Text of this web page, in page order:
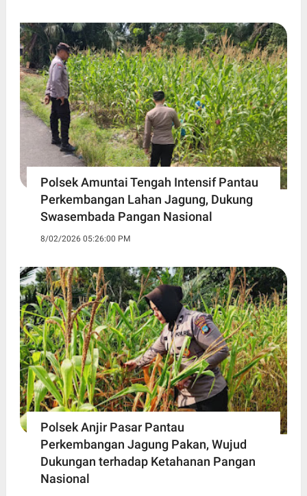
Polsek Amuntai Tengah Intensif Pantau
Perkembangan Lahan Jagung, Dukung
Swasembada Pangan Nasional
8/02/2026 05:26:00 PM
Polsek Anjir Pasar Pantau
Perkembangan Jagung Pakan, Wujud
Dukungan terhadap Ketahanan Pangan
Nasional